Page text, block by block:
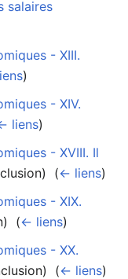
salaires
- XIII.
)
- XIV.
liens)
- XVIII. Il
(← liens)
- XIX.
(← liens)
- XX.
(← liens)